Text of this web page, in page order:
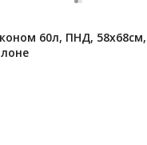
60л, ПНД,